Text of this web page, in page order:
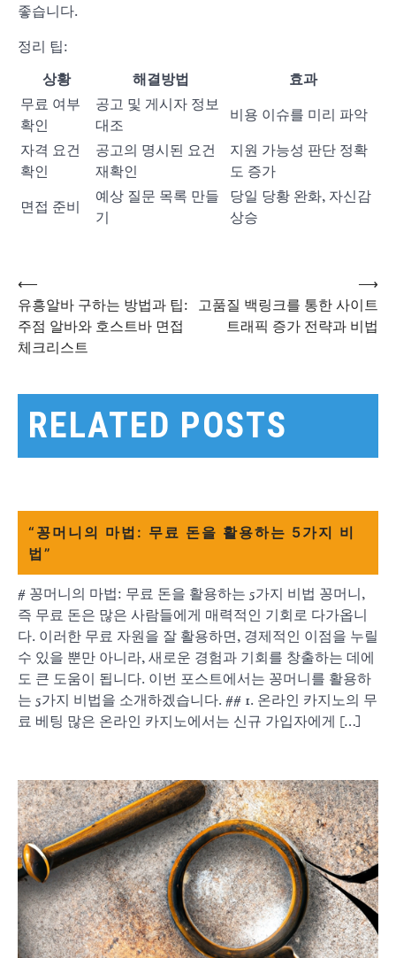
좋습니다.
정리 팁:
상황
해결방법
효과
무료 여부
확인
공고 및 게시자 정보
대조
비용 이슈를 미리 파악
자격 요건
확인
공고의 명시된 요건
재확인
지원 가능성 판단 정확
도 증가
면접 준비
예상 질문 목록 만들
기
당일 당황 완화, 자신감
상승
글
탐
색
⟵
유흥알바 구하는 방법과 팁:
주점 알바와 호스트바 면접
체크리스트
고품질 백링크를 통한 사이트
트래픽 증가 전략과 비법
⟶
RELATED POSTS
“꽁머니의 마법: 무료 돈을 활용하는 5가지 비
법”
# 꽁머니의 마법: 무료 돈을 활용하는 5가지 비법 꽁머니,
즉 무료 돈은 많은 사람들에게 매력적인 기회로 다가옵니
다. 이러한 무료 자원을 잘 활용하면, 경제적인 이점을 누릴
수 있을 뿐만 아니라, 새로운 경험과 기회를 창출하는 데에
도 큰 도움이 됩니다. 이번 포스트에서는 꽁머니를 활용하
는 5가지 비법을 소개하겠습니다. ## 1. 온라인 카지노의 무
료 베팅 많은 온라인 카지노에서는 신규 가입자에게 […]